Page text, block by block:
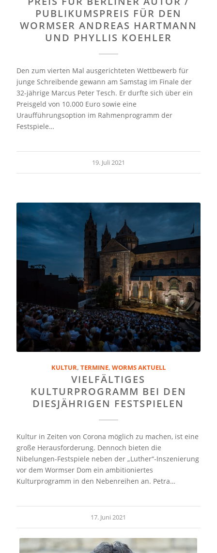
PUBLIKUMSPREIS FÜR DEN
WORMSER ANDREAS HARTMANN
UND PHYLLIS KOEHLER
Den zum vierten Mal ausgerichteten Wettbewerb für
junge Schreibende gewann am Samstag im Finale der
32-jährige Marcus Peter Tesch. Er durfte sich über ein
Preisgeld von 10.000 Euro sowie eine
Uraufführungsoption im Rahmenprogramm der
Festspiele…
19. Juli 2021
KULTUR, TERMINE, WORMS AKTUELL
VIELFÄLTIGES
KULTURPROGRAMM BEI DEN
DIESJÄHRIGEN FESTSPIELEN
Kultur in Zeiten von Corona möglich zu machen, ist eine
große Herausforderung. Dennoch bieten die
Nibelungen-Festspiele neben der „Luther“-Inszenierung
vor dem Wormser Dom ein ambitioniertes
Kulturprogramm in den Nebenreihen an. Petra…
17. Juni 2021